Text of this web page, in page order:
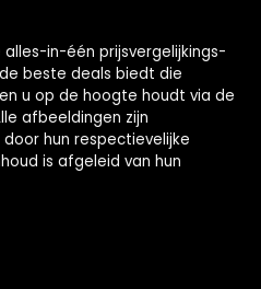
in-één prijsvergelijkings-
beste deals biedt die
u op de hoogte houdt via de
afbeeldingen zijn
hun respectievelijke
is afgeleid van hun